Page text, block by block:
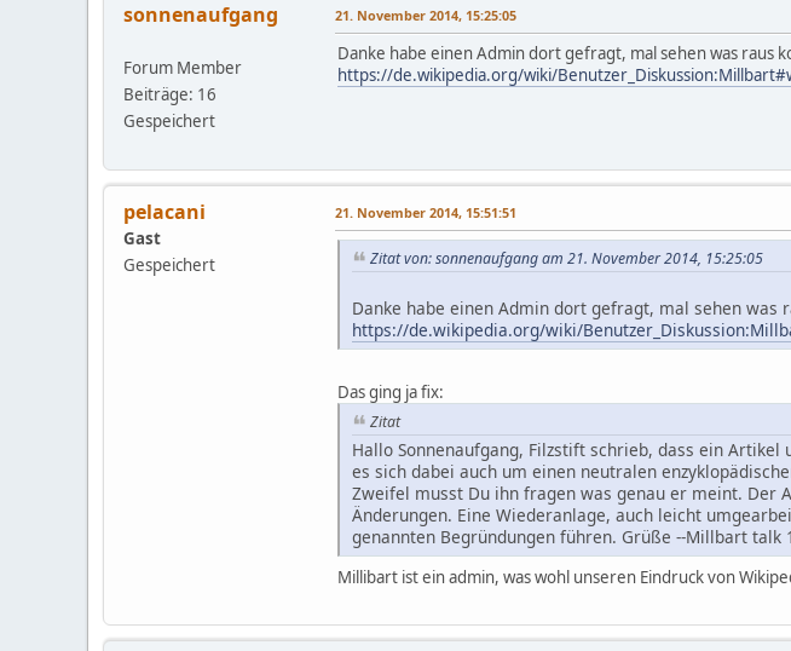
sonnenaufgang
Forum Member
Beiträge: 16
Gespeichert
21. November 2014, 15:25:05
Danke habe einen Admin dort gefragt, mal sehen was raus
https://de.wikipedia.org/wiki/
pelacani
Gast
Gespeichert
21. November 2014, 15:51:51
Zitat von: sonnenaufgang am 21. November 2014, 15:25:05
Danke habe einen Admin dort gefragt, mal sehen was
https://de.wikipedia.org/wiki/
Das ging ja fix:
Zitat
Hallo Sonnenaufgang, Filzstift schrieb, dass ein
es sich dabei auch um einen neutralen
Zweifel musst Du ihn fragen was genau er meint.
Änderungen. Eine Wiederanlage, auch leicht
genannten Begründungen führen. Grüße --Millbart talk
Millibart ist ein admin, was wohl unseren Eindruck von